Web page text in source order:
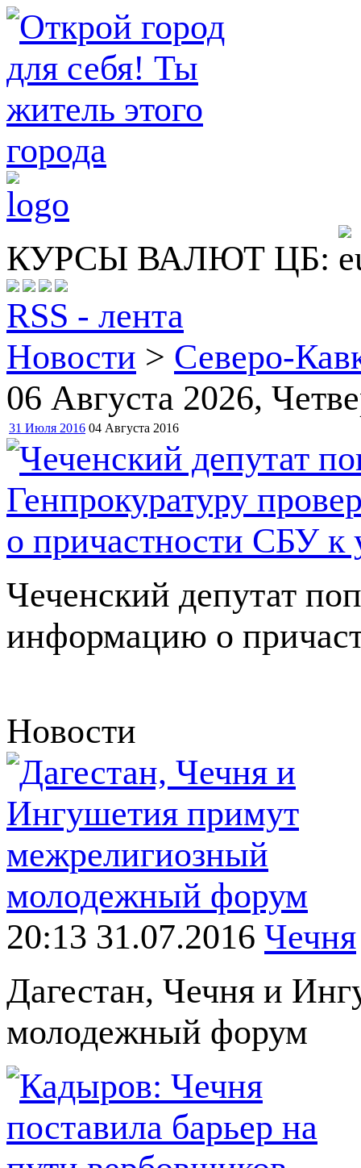
КУРСЫ ВАЛЮТ ЦБ:
RSS - лента
Новости > Северо-
06 Августа 2026,
31 Июля 2016 04 Августа 2016
Чеченский депутат
информацию о
Новости
20:13 31.07.2016 Чечня
Дагестан, Чечня и
молодежный форум